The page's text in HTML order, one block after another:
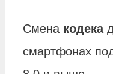
Смена кодека
смартфонах